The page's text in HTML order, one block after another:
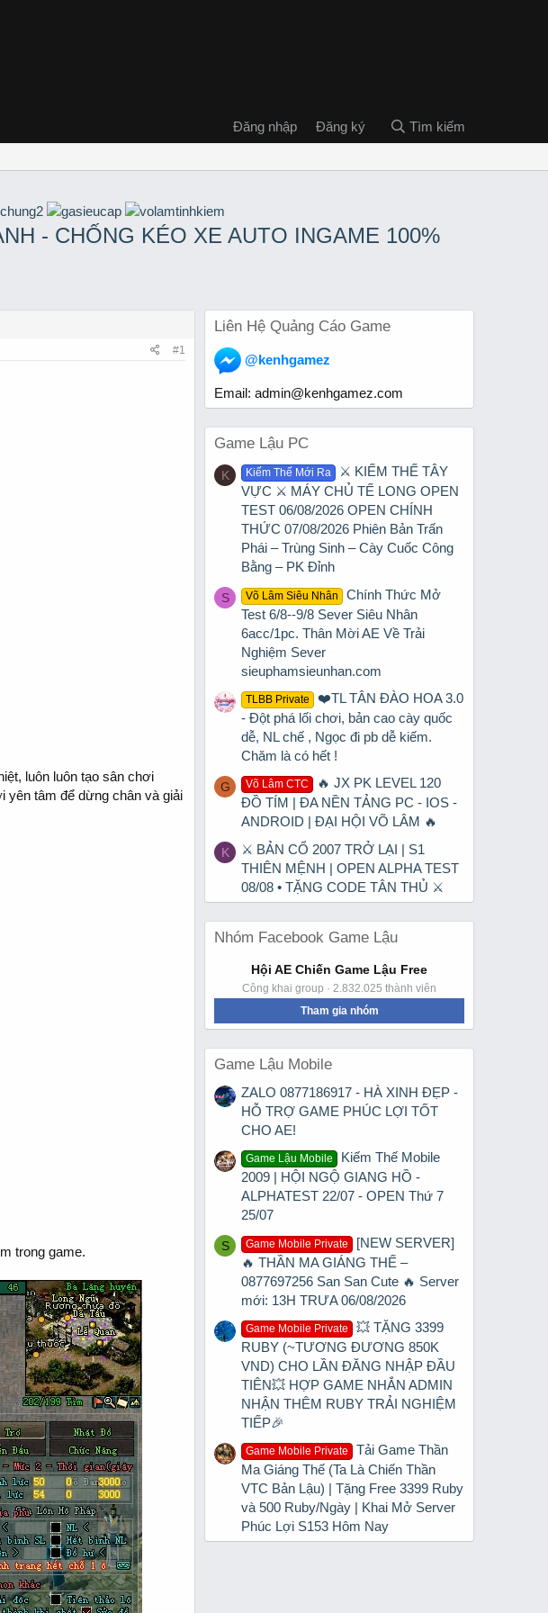
Đăng nhập Đăng ký Tìm kiếm
- CHỐNG KÉO XE AUTO INGAME 100%
#1
luôn luôn tạo sân chơi
yên tâm để dừng chân và giải
trong game.
Liên Hệ Quảng Cáo Game
@kenhgamez
Email: admin@kenhgamez.com
Game Lậu PC
K Kiếm Thế Mới Ra
⚔️ KIẾM THẾ TÂY
VỰC ⚔️ MÁY CHỦ TẾ LONG OPEN
TEST 06/08/2026 OPEN CHÍNH
THỨC 07/08/2026 Phiên Bản Trấn
Phái – Trùng Sinh – Cày Cuốc Công
Bằng – PK Đỉnh
S Võ Lâm Siêu Nhân
Chính Thức Mở
Test 6/8--9/8 Sever Siêu Nhân
6acc/1pc. Thân Mời AE Về Trải
Nghiệm Sever
sieuphamsieunhan.com
TLBB Private
❤️TL TÂN ĐÀO HOA 3.0
- Đột phá lối chơi, bản cao cày quốc
dễ, NL chế , Ngọc đi pb dễ kiếm.
Chăm là có hết !
G Võ Lâm CTC
🔥 JX PK LEVEL 120
ĐỒ TÍM | ĐA NỀN TẢNG PC - IOS -
ANDROID | ĐẠI HỘI VÕ LÂM 🔥
K
⚔ BẢN CỔ 2007 TRỞ LẠI | S1
THIÊN MỆNH | OPEN ALPHA TEST
08/08 • TẶNG CODE TÂN THỦ ⚔
Nhóm Facebook Game Lậu
Hội AE Chiến Game Lậu Free
Công khai group · 2.832.025 thành viên
Tham gia nhóm
Game Lậu Mobile
ZALO 0877186917 - HÀ XINH ĐẸP -
HỖ TRỢ GAME PHÚC LỢI TỐT
CHO AE!
Game Lậu Mobile
Kiếm Thế Mobile
2009 | HỘI NGỘ GIANG HỒ -
ALPHATEST 22/07 - OPEN Thứ 7
25/07
S Game Mobile Private
[NEW SERVER]
🔥 THẦN MA GIÁNG THẾ –
0877697256 San San Cute 🔥 Server
mới: 13H TRƯA 06/08/2026
Game Mobile Private
💥 TẶNG 3399
RUBY (~TƯƠNG ĐƯƠNG 850K
VND) CHO LẦN ĐĂNG NHẬP ĐẦU
TIÊN💥 HỢP GAME NHẮN ADMIN
NHẬN THÊM RUBY TRẢI NGHIỆM
TIẾP🎉
Game Mobile Private
Tải Game Thần
Ma Giáng Thế (Ta Là Chiến Thần
VTC Bản Lậu) | Tặng Free 3399 Ruby
và 500 Ruby/Ngày | Khai Mở Server
Phúc Lợi S153 Hôm Nay